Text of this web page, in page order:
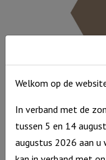
Muurcirkel Honingraat
9,95
Op voorraad
Welkom op de
In verband met de
tussen 5 en 14
augustus 2026 aan u